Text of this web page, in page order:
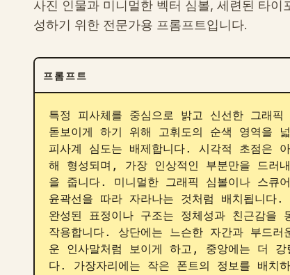
사진 인물과 미니멀한 벡터 심볼, 세련된 타
성하기 위한 전문가용 프롬프트입니다.
프롬프트
특정 피사체를 중심으로 밝고 신선한 그래
돋보이게 하기 위해 고휘도의 순색 영역을
피사계 심도는 배제합니다. 시각적 초점은
해 형성되며, 가장 인상적인 부분만을 드러
을 줍니다. 미니멀한 그래픽 심볼이나 스큐
윤곽선을 따라 자라나는 것처럼 배치됩니
완성된 표정이나 구조는 정체성과 친근감을
작용합니다. 상단에는 느슨한 자간과 부드
운 인사말처럼 보이게 하고, 중앙에는 더
다. 가장자리에는 작은 폰트의 정보를 배치